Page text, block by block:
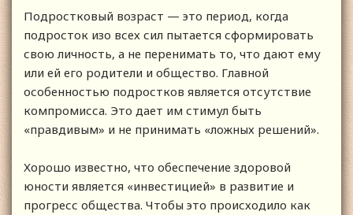
Подростковый возраст — это период, когда
подросток изо всех сил пытается сформировать
свою личность, а не перенимать то, что дают ему
или ей его родители и общество. Главной
особенностью подростков является отсутствие
компромисса. Это дает им стимул быть
«правдивым» и не принимать «ложных решений».
Хорошо известно, что обеспечение здоровой
юности является «инвестицией» в развитие и
прогресс общества. Чтобы это происходило как